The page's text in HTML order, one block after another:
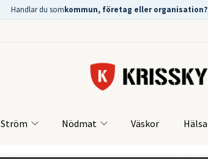
Handlar du somkommun, företag eller organisation?
Ström Nödmat Väskor Hälsa